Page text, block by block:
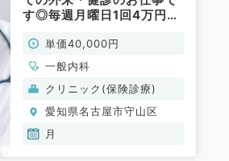
す◎毎週月曜日1回4万円～
単価40,000円
一般内科
クリニック(保険診療)
愛知県名古屋市守山区
月